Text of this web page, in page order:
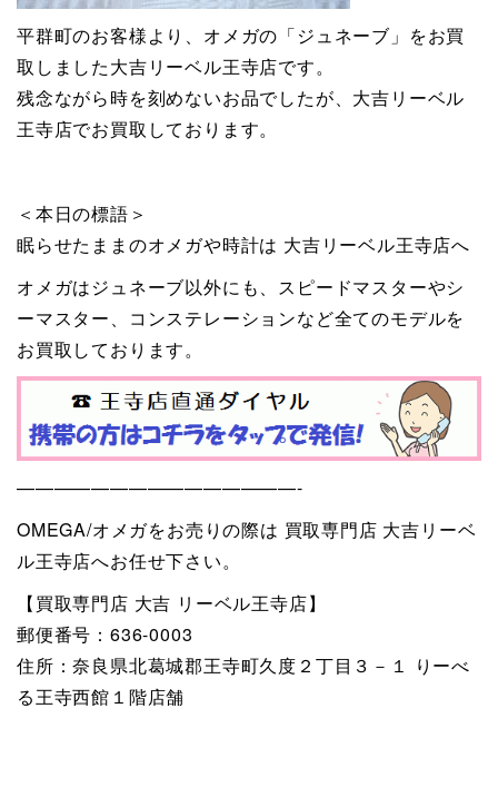
平群町のお客様より、オメガの「ジュネーブ」をお買
取しました大吉リーベル王寺店です。
残念ながら時を刻めないお品でしたが、大吉リーベル
王寺店でお買取しております。
＜本日の標語＞
眠らせたままのオメガや時計は 大吉リーベル王寺店へ
オメガはジュネーブ以外にも、スピードマスターやシ
ーマスター、コンステレーションなど全てのモデルを
お買取しております。
———————————————-
OMEGA/オメガをお売りの際は 買取専門店 大吉リーベ
ル王寺店へお任せ下さい。
【買取専門店 大吉 リーベル王寺店】
郵便番号：636-0003
住所：奈良県北葛城郡王寺町久度２丁目３－１ りーべ
る王寺西館１階店舗